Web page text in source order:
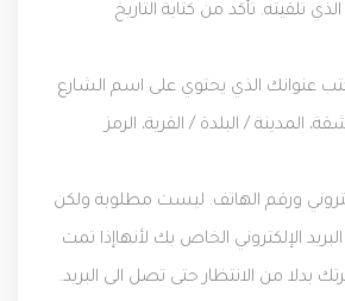
تلقيته. تأكد من كتابة التاريخ
اكتب عنوانك الذي يحتوي على اسم الشارع
المدينة / البلدة / القرية، الرمز
ورقم الهاتف. ليست مطلوبة ولكن
الإلكتروني الخاص بك لأنهاإذا تمت
بدلا من الانتظار حتى تصل الى البريد.